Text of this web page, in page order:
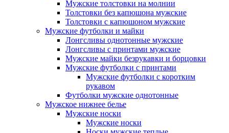
Мужские толстовки на молнии
Толстовки без капюшона мужские
Толстовки с капюшоном мужские
Мужские футболки и майки
Лонгсливы однотонные мужские
Лонгсливы с принтами мужские
Мужские майки безрукавки и борцовки
Мужские футболки с принтами
Мужские футболки с коротким
рукавом
Футболки мужские однотонные
Мужское нижнее белье
Мужские носки
Мужские носки